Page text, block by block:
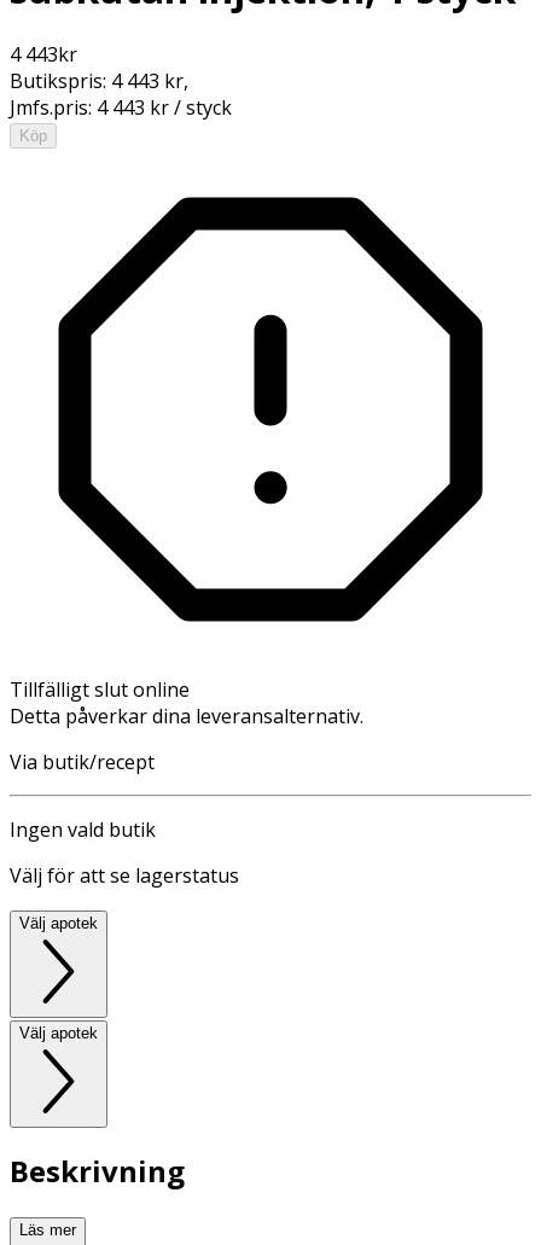
4 443kr
Butikspris: 4 443 kr,
Jmfs.pris: 4 443 kr / styck
Köp
Tillfälligt slut online
Detta påverkar dina leveransalternativ.
Via butik/recept
Ingen vald butik
Välj för att se lagerstatus
Välj apotek
Välj apotek
Beskrivning
Läs mer